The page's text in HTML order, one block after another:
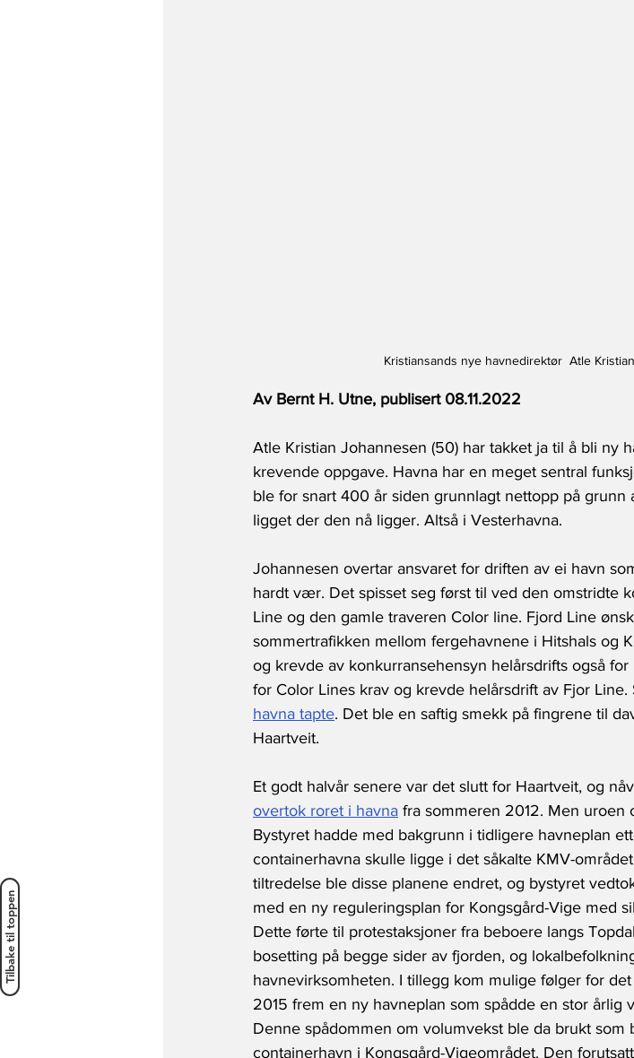
Tilbake til toppen
Kristiansands nye havnedirektør  Atle
Av Bernt H. Utne, publisert 08.11.2022
Atle Kristian Johannesen (50) har takket ja til å bli ny
krevende oppgave. Havna har en meget sentral
ble for snart 400 år siden grunnlagt nettopp på grunn
ligget der den nå ligger. Altså i Vesterhavna.
Johannesen overtar ansvaret for driften av ei havn
hardt vær. Det spisset seg først til ved den omstridte
Line og den gamle traveren Color line. Fjord Line
sommertrafikken mellom fergehavnene i Hitshals og
og krevde av konkurransehensyn helårsdrifts også
for Color Lines krav og krevde helårsdrift av Fjor
havna tapte. Det ble en saftig smekk på fingrene til
Haartveit.
Et godt halvår senere var det slutt for Haartveit, og
overtok roret i havna fra sommeren 2012. Men uroen
Bystyret hadde med bakgrunn i tidligere havneplan
containerhavna skulle ligge i det såkalte KMV-
tiltredelse ble disse planene endret, og bystyret
med en ny reguleringsplan for Kongsgård-Vige med
Dette førte til protestaksjoner fra beboere langs
bosetting på begge sider av fjorden, og
havnevirksomheten. I tillegg kom mulige følger for
2015 frem en ny havneplan som spådde en stor årlig
Denne spådommen om volumvekst ble da brukt
containerhavn i Kongsgård-Vigeområdet. Den